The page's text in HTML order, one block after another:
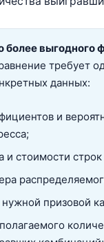
более выгодного
требует
данных:
и
и стоимости строк
призовой